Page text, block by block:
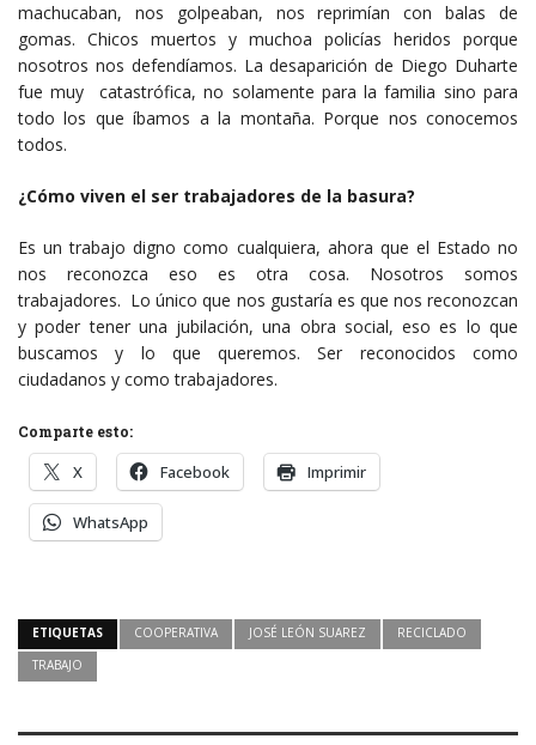
machucaban, nos golpeaban, nos reprimían con balas de
gomas. Chicos muertos y muchoa policías heridos porque
nosotros nos defendíamos. La desaparición de Diego Duharte
fue muy catastrófica, no solamente para la familia sino para
todo los que íbamos a la montaña. Porque nos conocemos
todos.
¿Cómo viven el ser trabajadores de la basura?
Es un trabajo digno como cualquiera, ahora que el Estado no
nos reconozca eso es otra cosa. Nosotros somos
trabajadores. Lo único que nos gustaría es que nos reconozcan
y poder tener una jubilación, una obra social, eso es lo que
buscamos y lo que queremos. Ser reconocidos como
ciudadanos y como trabajadores.
Comparte esto:
X Facebook Imprimir
WhatsApp
ETIQUETAS COOPERATIVA JOSÉ LEÓN SUAREZ
RECICLADO
TRABAJO